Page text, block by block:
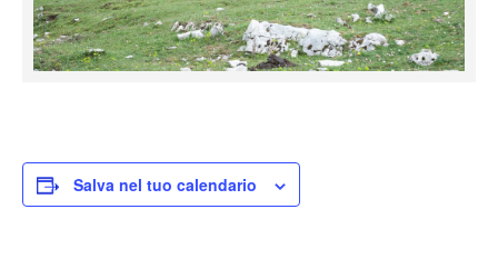
Salva nel tuo calendario